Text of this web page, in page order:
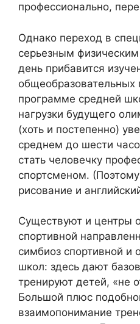
профессионально,
Однако переход в
серьезным
день прибавится
общеобразовательных
программе средней
нагрузки будущего
(хоть и постепенно)
среднем до шести
стать человечку
спортсменом.
рисование и
Существуют и центры
спортивной
симбиоз спортивной и
школ: здесь дают
тренируют детей, «не
Большой плюс
взаимопонимание